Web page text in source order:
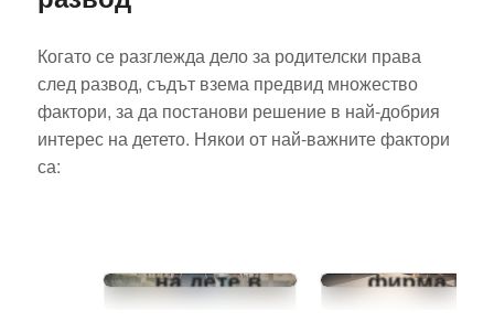
Когато се разглежда дело за родителски права
след развод, съдът взема предвид множество
фактори, за да постанови решение в най-добрия
интерес на детето. Някои от най-важните фактори
са:
на дете в
България:
фирма и
търговска